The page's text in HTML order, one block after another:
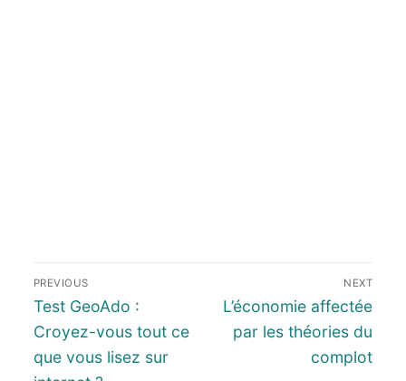
PREVIOUS
Test GeoAdo :
Croyez-vous tout ce
que vous lisez sur
NEXT
L’économie affectée
par les théories du
complot